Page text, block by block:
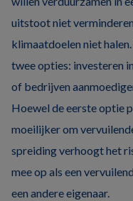
uitstoot niet
klimaatdoelen niet
twee opties: investeren
of bedrijven
Hoewel de eerste optie
moeilijker om
spreiding verhoogt het
mee op als een
een andere eigenaar.